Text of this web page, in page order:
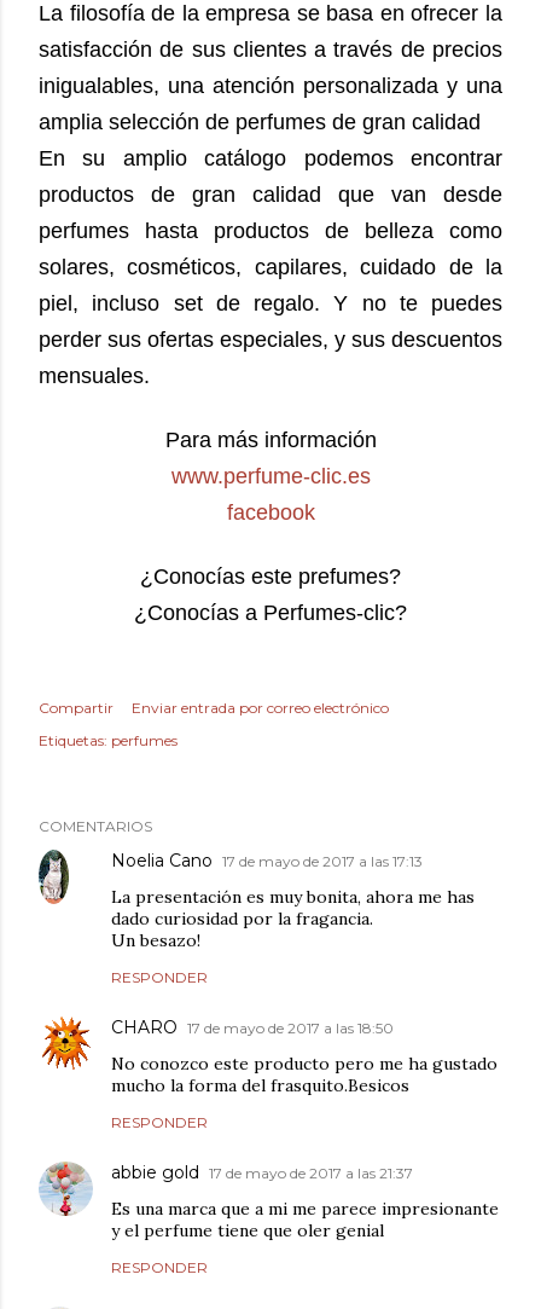
La filosofía de la empresa se basa en ofrecer la
satisfacción de sus clientes a través de precios
inigualables, una atención personalizada y una
amplia selección de perfumes de gran calidad
En su amplio catálogo podemos encontrar
productos de gran calidad que van desde
perfumes hasta productos de belleza como
solares, cosméticos, capilares, cuidado de la
piel, incluso set de regalo. Y no te puedes
perder sus ofertas especiales, y sus descuentos
mensuales.
Para más información
www.perfume-clic.es
facebook
¿Conocías este prefumes?
¿Conocías a Perfumes-clic?
Compartir
Enviar entrada por correo electrónico
Etiquetas: perfumes
COMENTARIOS
Noelia Cano 17 de mayo de 2017 a las 17:13
La presentación es muy bonita, ahora me has
dado curiosidad por la fragancia.
Un besazo!
RESPONDER
CHARO 17 de mayo de 2017 a las 18:50
No conozco este producto pero me ha gustado
mucho la forma del frasquito.Besicos
RESPONDER
abbie gold 17 de mayo de 2017 a las 21:37
Es una marca que a mi me parece impresionante
y el perfume tiene que oler genial
RESPONDER